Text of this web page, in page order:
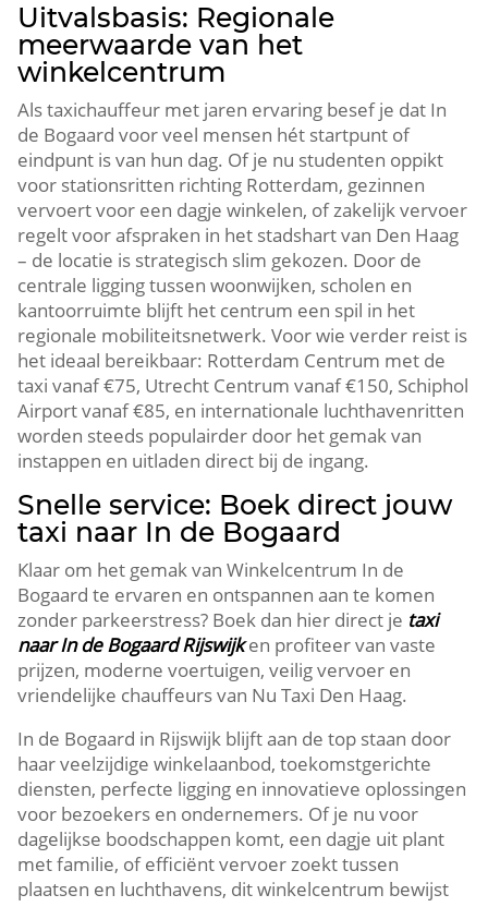
Uitvalsbasis: Regionale
meerwaarde van het
winkelcentrum
Als taxichauffeur met jaren ervaring besef je dat In
de Bogaard voor veel mensen hét startpunt of
eindpunt is van hun dag.​ Of je nu studenten oppikt
voor stationsritten richting Rotterdam, gezinnen
vervoert voor een dagje winkelen, of zakelijk vervoer
regelt voor afspraken in het stadshart van Den Haag
– de locatie is strategisch slim gekozen.​ Door de
centrale ligging tussen woonwijken, scholen en
kantoorruimte blijft het centrum een spil in het
regionale mobiliteitsnetwerk.​ Voor wie verder reist is
het ideaal bereikbaar: Rotterdam Centrum met de
taxi vanaf €75, Utrecht Centrum vanaf €150, Schiphol
Airport vanaf €85, en internationale luchthavenritten
worden steeds populairder door het gemak van
instappen en uitladen direct bij de ingang.​
Snelle service: Boek direct jouw
taxi naar In de Bogaard
Klaar om het gemak van Winkelcentrum In de
Bogaard te ervaren en ontspannen aan te komen
zonder parkeerstress? Boek dan hier direct je taxi
naar In de Bogaard Rijswijken profiteer van vaste
prijzen, moderne voertuigen, veilig vervoer en
vriendelijke chauffeurs van Nu Taxi Den Haag.​
In de Bogaard in Rijswijk blijft aan de top staan door
haar veelzijdige winkelaanbod, toekomstgerichte
diensten, perfecte ligging en innovatieve oplossingen
voor bezoekers en ondernemers.​ Of je nu voor
dagelijkse boodschappen komt, een dagje uit plant
met familie, of efficiënt vervoer zoekt tussen
plaatsen en luchthavens, dit winkelcentrum bewijst